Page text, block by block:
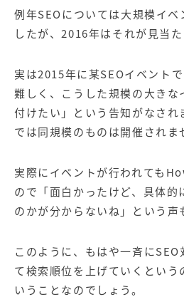
例年SEOについては大規模イ
したが、2016年はそれが見当た
実は2015年に某SEOイベント
難しく、こうした規模の大きな
付けたい」という告知がなされ
では同規模のものは開催されま
実際にイベントが行われても
ので「面白かったけど、具体的
のかが分からないね」という声
このように、もはや一斉にSEO
て検索順位を上げていくという
いうことなのでしょう。